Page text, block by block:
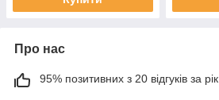
Про нас
95% позитивних з 20 відгуків за рік